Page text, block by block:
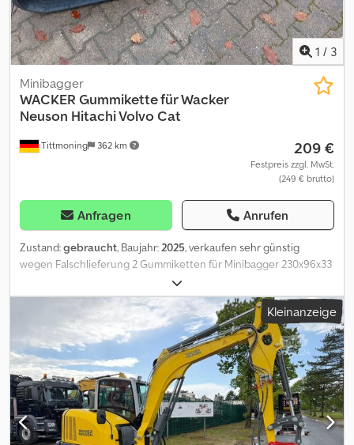
1 / 3
Tittmoning 362 km
Minibagger
WACKER Gummikette für Wacker
Neuson Hitachi Volvo Cat
209 €
Festpreis zzgl. MwSt.
(249 € brutto)
Anfragen Anrufen
Zustand:gebraucht, Baujahr:2025, verkaufen sehr günstig
wegen Falschlieferung 2 Gummiketten für Minibagger 230x96x33
Hersteller ITR sehr gute Qualität Achtung Preis pro Stück Po
paßend z.B.für Wacker Neuson ,Cat.Schaeff,Zeppelin Volvo JCB
Hitachi Libra und viele andere weitere Gummiketten auf Anfrage
Achtung Arbeiter gesucht M/D/W auf 580,-¤Basis bevorzugt
Schlosser oder Mechaniker Dcodpszqhtwofx Aczjk
Kleinanzeige